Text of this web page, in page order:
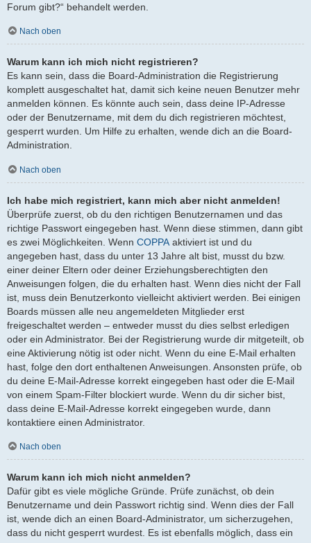
Forum gibt?“ behandelt werden.
Nach oben
Warum kann ich mich nicht registrieren?
Es kann sein, dass die Board-Administration die Registrierung
komplett ausgeschaltet hat, damit sich keine neuen Benutzer mehr
anmelden können. Es könnte auch sein, dass deine IP-Adresse
oder der Benutzername, mit dem du dich registrieren möchtest,
gesperrt wurden. Um Hilfe zu erhalten, wende dich an die Board-
Administration.
Nach oben
Ich habe mich registriert, kann mich aber nicht anmelden!
Überprüfe zuerst, ob du den richtigen Benutzernamen und das
richtige Passwort eingegeben hast. Wenn diese stimmen, dann gibt
es zwei Möglichkeiten. Wenn COPPA aktiviert ist und du
angegeben hast, dass du unter 13 Jahre alt bist, musst du bzw.
einer deiner Eltern oder deiner Erziehungsberechtigten den
Anweisungen folgen, die du erhalten hast. Wenn dies nicht der Fall
ist, muss dein Benutzerkonto vielleicht aktiviert werden. Bei einigen
Boards müssen alle neu angemeldeten Mitglieder erst
freigeschaltet werden – entweder musst du dies selbst erledigen
oder ein Administrator. Bei der Registrierung wurde dir mitgeteilt, ob
eine Aktivierung nötig ist oder nicht. Wenn du eine E-Mail erhalten
hast, folge den dort enthaltenen Anweisungen. Ansonsten prüfe, ob
du deine E-Mail-Adresse korrekt eingegeben hast oder die E-Mail
von einem Spam-Filter blockiert wurde. Wenn du dir sicher bist,
dass deine E-Mail-Adresse korrekt eingegeben wurde, dann
kontaktiere einen Administrator.
Nach oben
Warum kann ich mich nicht anmelden?
Dafür gibt es viele mögliche Gründe. Prüfe zunächst, ob dein
Benutzername und dein Passwort richtig sind. Wenn dies der Fall
ist, wende dich an einen Board-Administrator, um sicherzugehen,
dass du nicht gesperrt wurdest. Es ist ebenfalls möglich, dass ein